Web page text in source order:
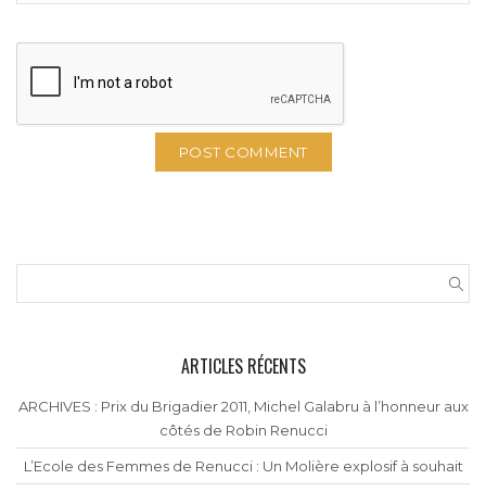
ARTICLES RÉCENTS
ARCHIVES : Prix du Brigadier 2011, Michel Galabru à l’honneur aux
côtés de Robin Renucci
L’Ecole des Femmes de Renucci : Un Molière explosif à souhait